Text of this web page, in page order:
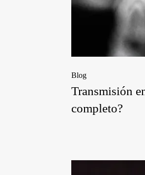
Blog
Transmisión
completo?